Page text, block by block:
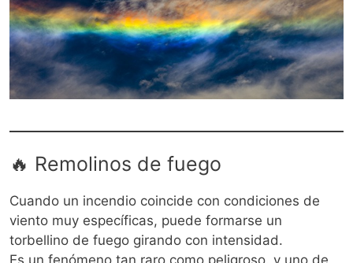
🔥 Remolinos de fuego
Cuando un incendio coincide con condiciones de
viento muy específicas, puede formarse un
torbellino de fuego girando con intensidad.